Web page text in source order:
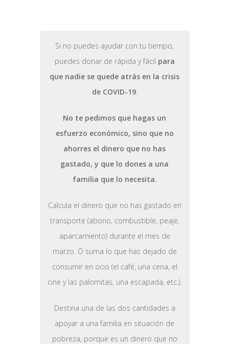
Si no puedes ayudar con tu tiempo,
puedes donar de rápida y fácil para
que nadie se quede atrás en la crisis
de COVID-19.
No te pedimos que hagas un
esfuerzo económico, sino que no
ahorres el dinero que no has
gastado, y que lo dones a una
familia que lo necesita.
Calcula el dinero que no has gastado en
transporte (abono, combustible, peaje,
aparcamiento) durante el mes de
marzo. O suma lo que has dejado de
consumir en ocio (el café, una cena, el
cine y las palomitas, una escapada, etc.).
Destina una de las dos cantidades a
apoyar a una familia en situación de
pobreza, porque es un dinero que no